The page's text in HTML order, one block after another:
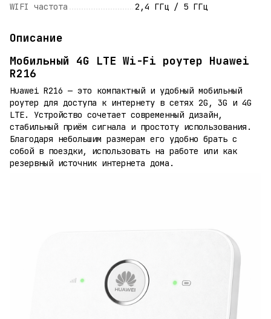
WIFI частота 2,4 ГГц / 5 ГГц
Описание
Мобильный 4G LTE Wi-Fi роутер Huawei
R216
Huawei R216 — это компактный и удобный мобильный
роутер для доступа к интернету в сетях 2G, 3G и 4G
LTE. Устройство сочетает современный дизайн,
стабильный приём сигнала и простоту использования.
Благодаря небольшим размерам его удобно брать с
собой в поездки, использовать на работе или как
резервный источник интернета дома.